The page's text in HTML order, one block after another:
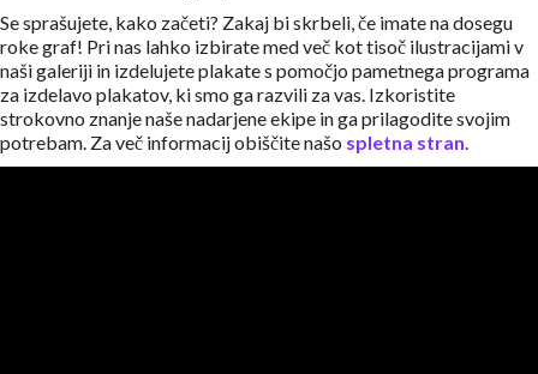
Se sprašujete, kako začeti? Zakaj bi skrbeli, če imate na dosegu
roke graf! Pri nas lahko izbirate med več kot tisoč ilustracijami v
naši galeriji in izdelujete plakate s pomočjo pametnega programa
za izdelavo plakatov, ki smo ga razvili za vas. Izkoristite
strokovno znanje naše nadarjene ekipe in ga prilagodite svojim
potrebam. Za več informacij obiščite našo spletna stran.